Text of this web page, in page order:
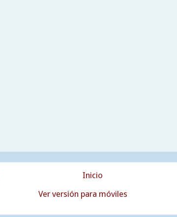
Inicio
Ver versión para móviles